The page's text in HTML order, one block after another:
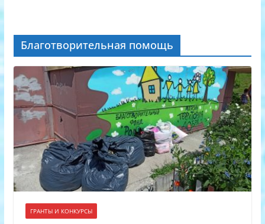
Благотворительная помощь
ГРАНТЫ И КОНКУРСЫ